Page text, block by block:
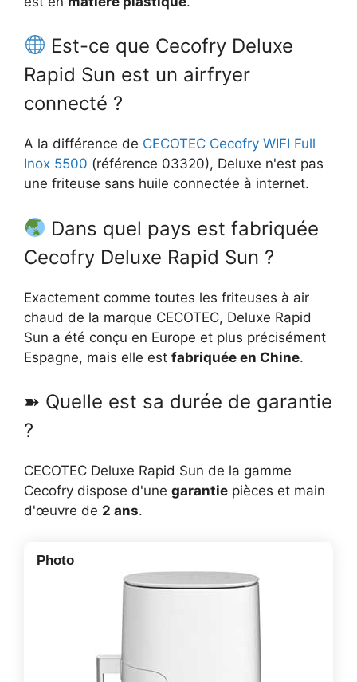
Est-ce que Cecofry Deluxe
Rapid Sun est un airfryer
connecté ?
A la différence de CECOTEC Cecofry WIFI Full
Inox 5500 (référence 03320), Deluxe n'est pas
une friteuse sans huile connectée à internet.
Dans quel pays est fabriquée
Cecofry Deluxe Rapid Sun ?
Exactement comme toutes les friteuses à air
chaud de la marque CECOTEC, Deluxe Rapid
Sun a été conçu en Europe et plus précisément
Espagne, mais elle est fabriquée en Chine.
➽ Quelle est sa durée de garantie
?
CECOTEC Deluxe Rapid Sun de la gamme
Cecofry dispose d'une garantie pièces et main
d'œuvre de 2 ans.